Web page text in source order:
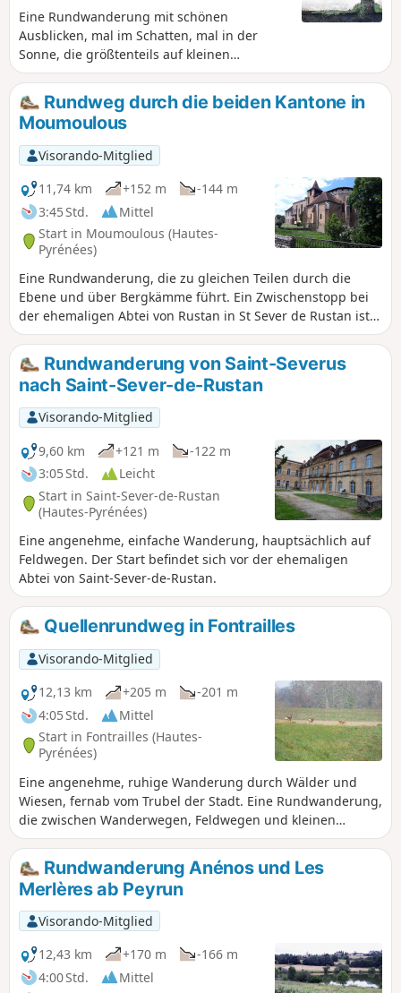
Eine Rundwanderung mit schönen
Ausblicken, mal im Schatten, mal in der
Sonne, die größtenteils auf kleinen
asphaltierten Wegen verläuft. Eine ideale
Wanderung nach einer Regenperiode.
Rundweg durch die beiden Kantone in
Moumoulous
Visorando-Mitglied
11,74 km
+152 m
-144 m
3:45 Std.
Mittel
Start in Moumoulous (Hautes-
Pyrénées)
Eine Rundwanderung, die zu gleichen Teilen durch die
Ebene und über Bergkämme führt. Ein Zwischenstopp bei
der ehemaligen Abtei von Rustan in St Sever de Rustan ist
ein Muss. Bei klarem Wetter genießen Sie einen
wunderschönen Panoramablick auf die Pyrenäen.
Rundwanderung von Saint-Severus
nach Saint-Sever-de-Rustan
Visorando-Mitglied
9,60 km
+121 m
-122 m
3:05 Std.
Leicht
Start in Saint-Sever-de-Rustan
(Hautes-Pyrénées)
Eine angenehme, einfache Wanderung, hauptsächlich auf
Feldwegen. Der Start befindet sich vor der ehemaligen
Abtei von Saint-Sever-de-Rustan.
Quellenrundweg in Fontrailles
Visorando-Mitglied
12,13 km
+205 m
-201 m
4:05 Std.
Mittel
Start in Fontrailles (Hautes-
Pyrénées)
Eine angenehme, ruhige Wanderung durch Wälder und
Wiesen, fernab vom Trubel der Stadt. Eine Rundwanderung,
die zwischen Wanderwegen, Feldwegen und kleinen
asphaltierten Straßen wechselt.
Rundwanderung Anénos und Les
Merlères ab Peyrun
Visorando-Mitglied
12,43 km
+170 m
-166 m
4:00 Std.
Mittel